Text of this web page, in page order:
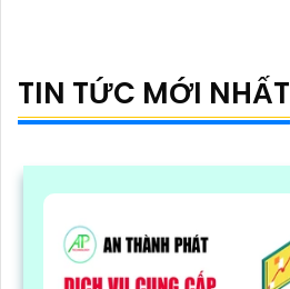
TIN TỨC MỚI NHẤT